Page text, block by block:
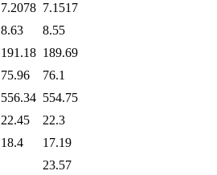
7.2078 7.1517
8.63
8.55
191.18 189.69
75.96
76.1
556.34 554.75
22.45
22.3
18.4
17.19
23.57